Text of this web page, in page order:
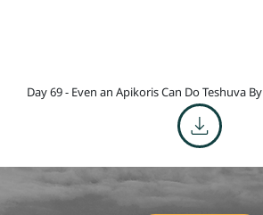
Day 69 - Even an Apikoris Can Do Teshuva By